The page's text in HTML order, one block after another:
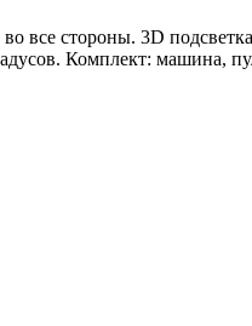
стороны. 3D подсветка
Комплект: машина,